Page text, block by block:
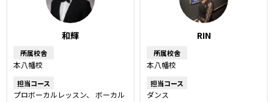
和輝
所属校舎
本八幡校
担当コース
プロボーカルレッスン
ボーカル
RIN
所属校舎
本八幡校
担当コース
ダンス